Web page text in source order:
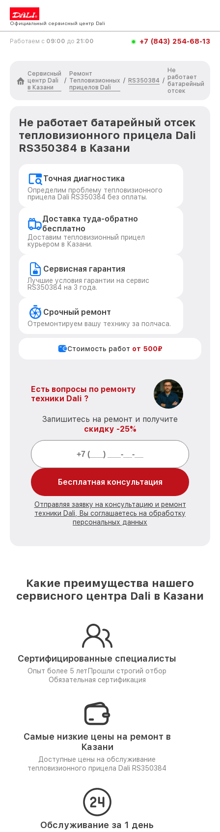
Официальный сервисный центр Dali
Работаем с 09:00 до 21:00 +7 (843) 254-68-13
Сервисный
центр Dali
в Казани
/
Ремонт
Тепловизионных
прицелов Dali
/ RS350384 /
Не
работает
батарейный
отсек
Не работает батарейный отсек
тепловизионного прицела Dali
RS350384 в Казани
Точная диагностика
Определим проблему тепловизионного
прицела Dali RS350384 без оплаты.
Доставка туда-обратно
бесплатно
Доставим тепловизионный прицел
курьером в Казани.
Сервисная гарантия
Лучшие условия гарантии на сервис
RS350384 на 3 года.
Срочный ремонт
Отремонтируем вашу технику за полчаса.
Стоимость работ от 500₽
Есть вопросы по ремонту
техники Dali ?
Запишитесь на ремонт и получите
скидку -25%
Бесплатная консультация
Отправляя заявку на консультацию и ремонт
техники Dali, Вы соглашаетесь на обработку
персональных данных
Какие преимущества нашего
сервисного центра Dali в Казани
Сертифицированные специалисты
Опыт более 5 лет Прошли строгий отбор
Обязательная сертификация
Самые низкие цены на ремонт в
Казани
Доступные цены на обслуживание
тепловизионного прицела Dali RS350384
Обслуживание за 1 день